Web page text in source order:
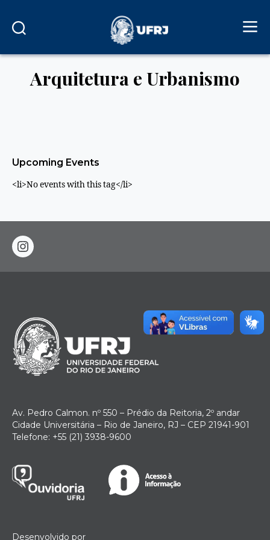
Arquitetura e Urbanismo
Upcoming Events
<li>No events with this tag</li>
instagram
Av. Pedro Calmon. nº 550 – Prédio da Reitoria, 2º andar
Cidade Universitária – Rio de Janeiro, RJ – CEP 21941-901
Telefone: +55 (21) 3938-9600
Desenvolvido por